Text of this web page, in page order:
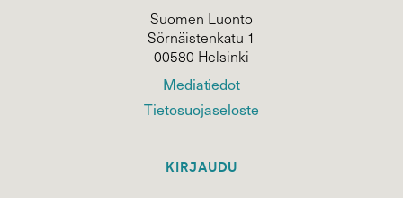
Suomen Luonto
Sörnäistenkatu 1
00580 Helsinki
Mediatiedot
Tietosuojaseloste
KIRJAUDU